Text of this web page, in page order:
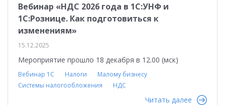
Вебинар «НДС 2026 года в 1С:УНФ и
1С:Рознице. Как подготовиться к
изменениям»
15.12.2025
Мероприятие прошло 18 декабря в 12.00 (мск)
Вебинар 1С Налоги
Малому бизнесу
Системы налогообложения
НДС
Читать далее